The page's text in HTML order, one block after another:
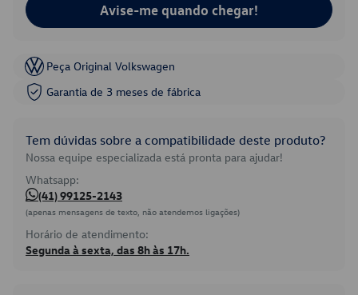
Avise-me quando chegar!
Peça Original Volkswagen
Garantia de 3 meses de fábrica
Tem dúvidas sobre a compatibilidade deste produto?
Nossa equipe especializada está pronta para ajudar!
Whatsapp:
(41) 99125-2143
(apenas mensagens de texto, não atendemos ligações)
Horário de atendimento:
Segunda à sexta, das 8h às 17h.